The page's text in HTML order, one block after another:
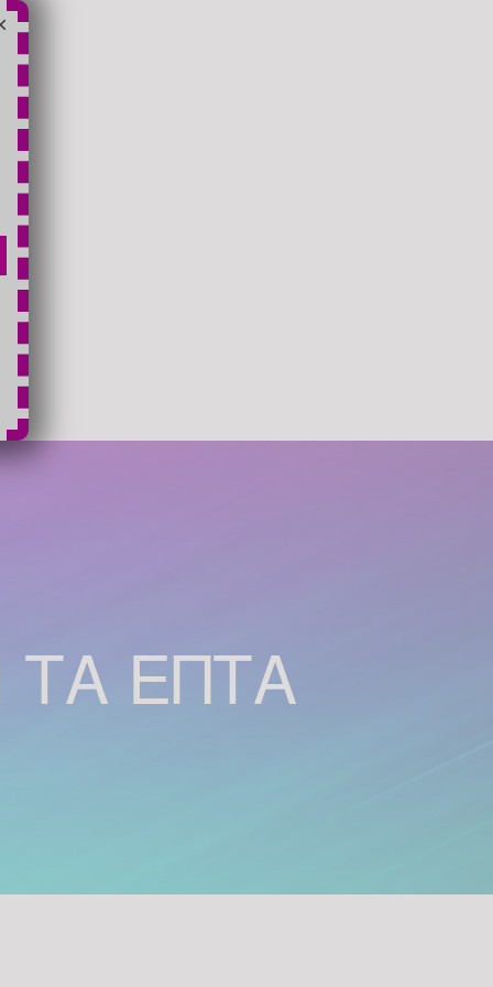
ΕΠΤΑ
28
ΙΑΝ
ξεκινήσουμε τη Νέα
Χρονιά
υλοποιώντας τις
μας είναι ο σχεδιασμός των νέων